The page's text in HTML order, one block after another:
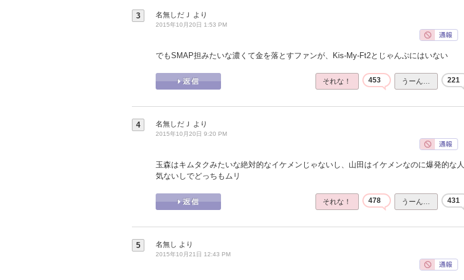
3 名無しだＪ より
2015年10月20日 1:53 PM
でもSMAP担みたいな濃くて金を落とすファンが、Kis-My-Ft2とじゃんぷにはいない
それな！ 453 うーん… 221
4 名無しだＪ より
2015年10月20日 9:20 PM
玉森はキムタクみたいな絶対的なイケメンじゃないし、山田はイケメンなのに爆発的な人
気ないしでどっちもムリ
それな！ 478 うーん… 431
5 名無し より
2015年10月21日 12:43 PM